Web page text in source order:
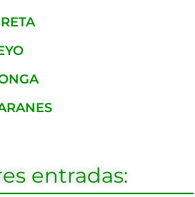
entradas: